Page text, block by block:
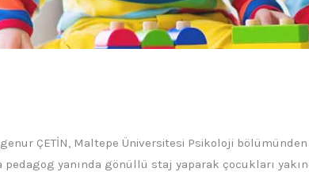
ÇETİN, Maltepe Üniversitesi Psikoloji
pedagog yanında gönüllü staj yaparak çocukları